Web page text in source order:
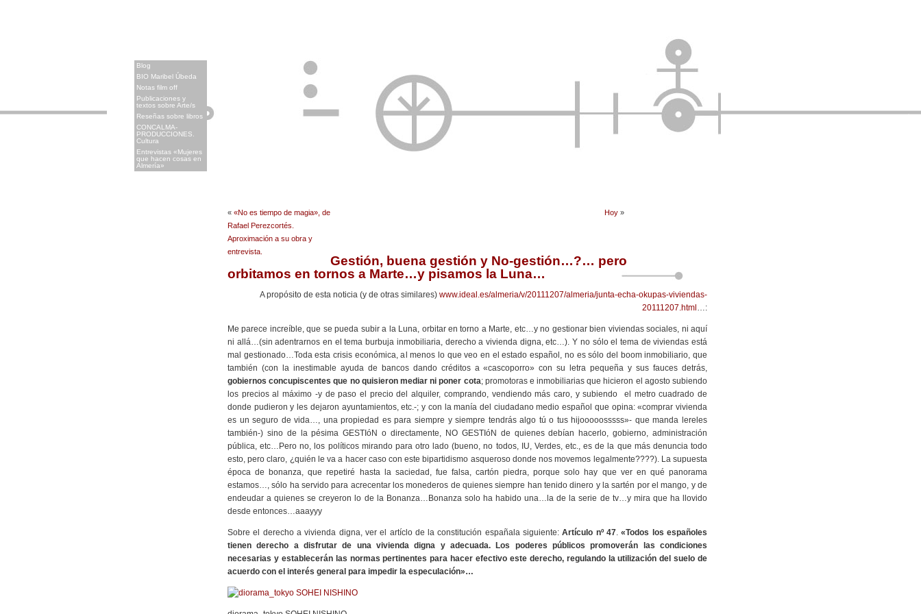
Blog
BIO Maribel Úbeda
Notas film off
Publicaciones y
textos sobre Arte/s
Reseñas sobre libros
CONCALMA-
PRODUCCIONES.
Cultura
Entrevistas «Mujeres
que hacen cosas en
Almería»
« «No es tiempo de magia», de
Rafael Perezcortés.
Aproximación a su obra y
entrevista.
Hoy »
Gestión, buena gestión y No-gestión…?… pero
orbitamos en tornos a Marte…y pisamos la Luna…
A propósito de esta noticia (y de otras similares) www.ideal.es/almeria/v/20111207/almeria/junta-echa-okupas-viviendas-
20111207.html …:
Me parece increíble, que se pueda subir a la Luna, orbitar en torno a Marte, etc…y no gestionar bien viviendas sociales, ni aquí
ni allá…(sin adentrarnos en el tema burbuja inmobiliaria, derecho a vivienda digna, etc…). Y no sólo el tema de viviendas está
mal gestionado…Toda esta crisis económica, al menos lo que veo en el estado español, no es sólo del boom inmobiliario, que
también (con la inestimable ayuda de bancos dando créditos a «cascoporro» con su letra pequeña y sus fauces detrás,
gobiernos concupiscentes que no quisieron mediar ni poner cota; promotoras e inmobiliarias que hicieron el agosto subiendo
los precios al máximo -y de paso el precio del alquiler, comprando, vendiendo más caro, y subiendo el metro cuadrado de
donde pudieron y les dejaron ayuntamientos, etc.-; y con la manía del ciudadano medio español que opina: «comprar vivienda
es un seguro de vida…, una propiedad es para siempre y siempre tendrás algo tú o tus hijooooosssss»- que manda lereles
también-) sino de la pésima GESTIóN o directamente, NO GESTIóN de quienes debían hacerlo, gobierno, administración
pública, etc…Pero no, los políticos mirando para otro lado (bueno, no todos, IU, Verdes, etc., es de la que más denuncia todo
esto, pero claro, ¿quién le va a hacer caso con este bipartidismo asqueroso donde nos movemos legalmente????). La supuesta
época de bonanza, que repetiré hasta la saciedad, fue falsa, cartón piedra, porque solo hay que ver en qué panorama
estamos…, sólo ha servido para acrecentar los monederos de quienes siempre han tenido dinero y la sartén por el mango, y de
endeudar a quienes se creyeron lo de la Bonanza…Bonanza solo ha habido una…la de la serie de tv…y mira que ha llovido
desde entonces…aaayyy
Sobre el derecho a vivienda digna, ver el artíclo de la constitución españala siguiente:Artículo nº 47 .«Todos los españoles
tienen derecho a disfrutar de una vivienda digna y adecuada. Los poderes públicos promoverán las condiciones
necesarias y establecerán las normas pertinentes para hacer efectivo este derecho, regulando la utilización del suelo de
acuerdo con el interés general para impedir la especulación»…